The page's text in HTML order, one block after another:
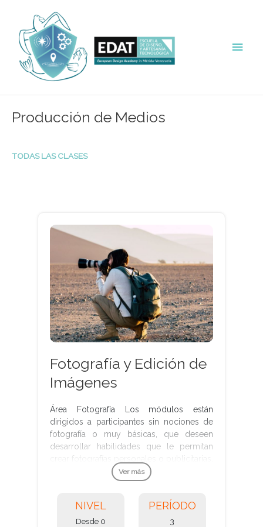
contenido
Producción de Medios
TODAS LAS CLASES
Fotografía y Edición de
Imágenes
Área Fotografía Los módulos están
dirigidos a participantes sin nociones de
fotografía o muy básicas, que deseen
desarrollar habilidades que le permitan
Los participantes podrán sacar el máximo
provecho a su cámara profesional o la de
capacidad de hacer sus primeras
composiciones y narraciones fotográficas
Ver más
NIVEL
Desde 0
PERÍODO
3